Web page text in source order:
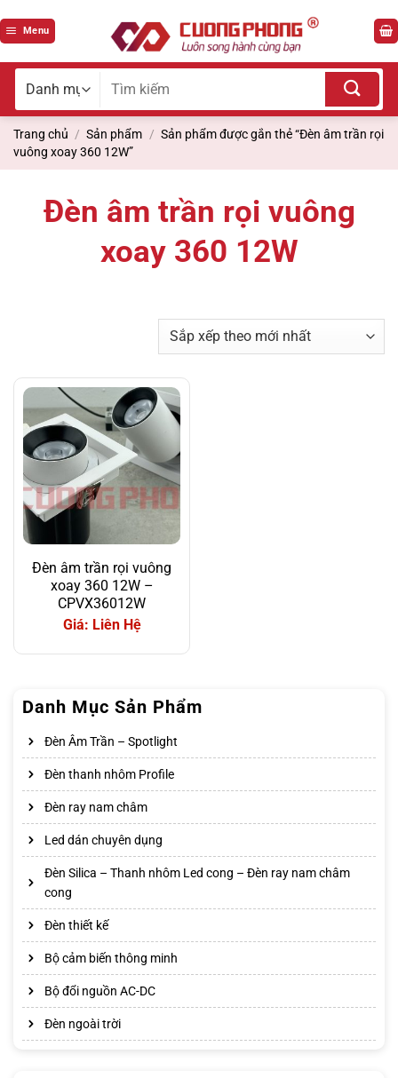
qua
Menu
Tìm
Trang chủ / Sản phẩm / Sản phẩm được gắn thẻ “Đèn âm trần rọi
vuông xoay 360 12W”
Danh Mục Sản Phẩm
Đèn Âm Trần – Spotlight
Đèn thanh nhôm Profile
Đèn ray nam châm
Led dán chuyên dụng
Đèn Silica – Thanh nhôm Led cong – Đèn ray nam châm
cong
Đèn thiết kế
Bộ cảm biến thông minh
Bộ đổi nguồn AC-DC
Đèn ngoài trời
Đèn âm trần rọi vuông
xoay 360 12W
Đèn âm trần rọi vuông
xoay 360 12W –
CPVX36012W
Giá: Liên Hệ